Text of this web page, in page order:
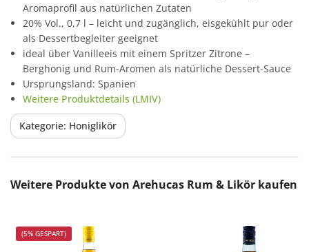
Aromaprofil aus natürlichen Zutaten
20% Vol., 0,7 l – leicht und zugänglich, eisgekühlt pur oder
als Dessertbegleiter geeignet
ideal über Vanilleeis mit einem Spritzer Zitrone –
Berghonig und Rum-Aromen als natürliche Dessert-Sauce
Ursprungsland: Spanien
Weitere Produktdetails (LMIV)
Kategorie: Honiglikör
Produktgalerie überspringen
Weitere Produkte von Arehucas Rum & Likör kaufen
(5% GESPART)